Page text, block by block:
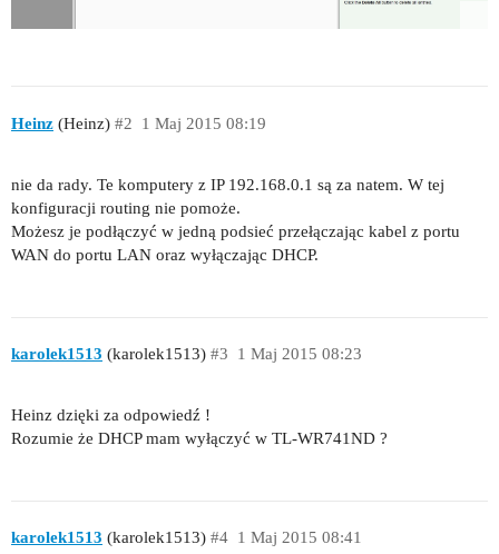
Heinz (Heinz) 1 Maj 2015 08:19
#2
nie da rady. Te komputery z IP 192.168.0.1 są za natem. W tej
konfiguracji routing nie pomoże.
Możesz je podłączyć w jedną podsieć przełączając kabel z portu
WAN do portu LAN oraz wyłączając DHCP.
karolek1513 (karolek1513) 1 Maj 2015 08:23
#3
Heinz dzięki za odpowiedź !
Rozumie że DHCP mam wyłączyć w TL-WR741ND ?
karolek1513 (karolek1513) 1 Maj 2015 08:41
#4